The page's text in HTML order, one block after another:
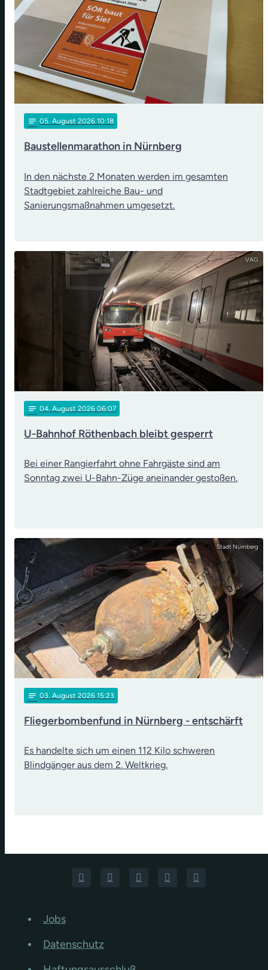
notes 05. August 2026 10:18
Baustellenmarathon in Nürnberg
In den nächste 2 Monaten werden im gesamten
Stadtgebiet zahlreiche Bau- und
Sanierungsmaßnahmen umgesetzt.
VAG
notes 04 . August 2026 06:07
U-Bahnhof Röthenbach bleibt gesperrt
Bei einer Rangierfahrt ohne Fahrgäste sind am
Sonntag zwei U-Bahn-Züge aneinander gestoßen.
Stadt Nürnberg
notes 03. August 2026 15:23
Fliegerbombenfund in Nürnberg - entschärft
Es handelte sich um einen 112 Kilo schweren
Blindgänger aus dem 2. Weltkrieg.
Jobs
Datenschutz